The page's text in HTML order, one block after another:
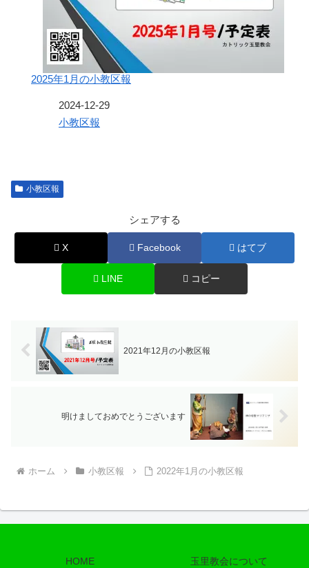
2025年1月の小教区報
2024-12-29
関連理由小教区報
小教区報
シェアする
X Facebook はてブ
LINE コピー
2021年12月の小教区報
明けましておめでとうございます
ホーム 小教区報 2022年1月の小教区報
HOME 玉里教会について